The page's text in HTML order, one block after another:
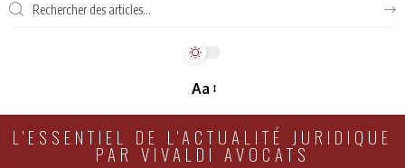
Aa
L'ESSENTIEL DE L'ACTUALITÉ JURIDIQUE
PAR VIVALDI AVOCATS